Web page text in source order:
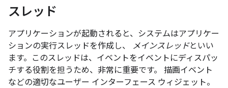
スレッド
アプリケーションが起動されると、システムはアプリケー
ションの実行スレッドを作成し、 メインスレッドといい
ます。このスレッドは、イベントをイベントにディスパッ
チする役割を担うため、非常に重要です。 描画イベント
などの適切なユーザー インターフェース ウィジェット。